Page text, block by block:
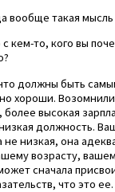
вообще такая
кем-то, кого вы
должны быть
хороши.
более высокая
должность.
не низкая, она
возрасту,
сначала
что это ее.